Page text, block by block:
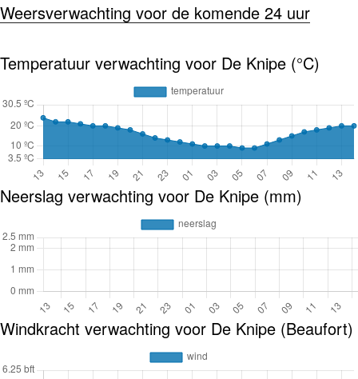
Weersverwachting voor de komende 24 uur
Temperatuur verwachting voor De Knipe (°C)
Neerslag verwachting voor De Knipe (mm)
Windkracht verwachting voor De Knipe (Beaufort)